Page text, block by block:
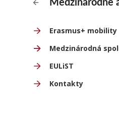
Erasmus+ mobility
Medzinárodná
EULiST
Kontakty